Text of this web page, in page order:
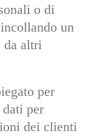
o di
un
altri
per
per
dei clienti